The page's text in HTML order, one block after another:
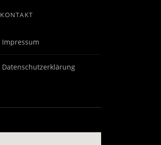
KONTAKT
Impressum
Datenschutzerklärung